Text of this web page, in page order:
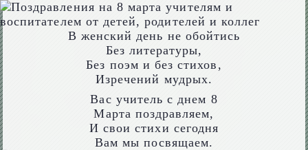
В женский день не обойтись
Без литературы,
Без поэм и без стихов,
Изречений мудрых.
Вас учитель с днем 8
Марта поздравляем,
И свои стихи сегодня
Вам мы посвящаем.